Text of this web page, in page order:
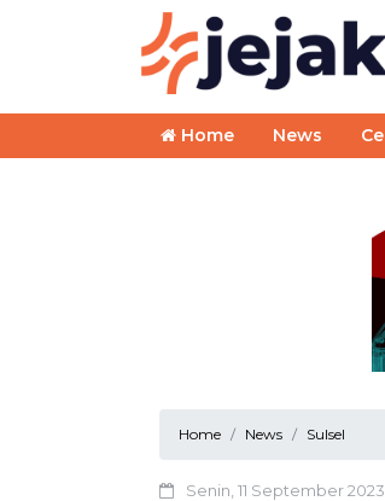
Home News
Home News Sulsel
Senin, 11 September